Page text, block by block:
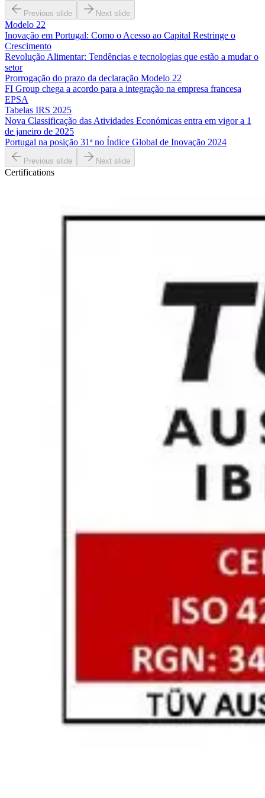
Previous slide Next slide
Modelo 22
Inovação em Portugal: Como o Acesso ao Capital Restringe o
Crescimento
Revolução Alimentar: Tendências e tecnologias que estão a mudar o
setor
Prorrogação do prazo da declaração Modelo 22
FI Group chega a acordo para a integração na empresa francesa
EPSA
Tabelas IRS 2025
Nova Classificação das Atividades Económicas entra em vigor a 1
de janeiro de 2025
Portugal na posição 31ª no Índice Global de Inovação 2024
Previous slide Next slide
Certifications